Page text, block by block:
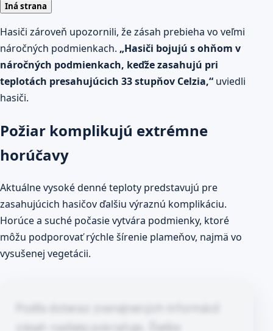
Iná strana
Hasiči zároveň upozornili, že zásah prebieha vo veľmi
náročných podmienkach. „Hasiči bojujú s ohňom v
náročných podmienkach, keďže zasahujú pri
teplotách presahujúcich 33 stupňov Celzia,“ uviedli
hasiči.
Požiar komplikujú extrémne
horúčavy
Aktuálne vysoké denné teploty predstavujú pre
zasahujúcich hasičov ďalšiu výraznú komplikáciu.
Horúce a suché počasie vytvára podmienky, ktoré
môžu podporovať rýchle šírenie plameňov, najmä vo
vysušenej vegetácii.